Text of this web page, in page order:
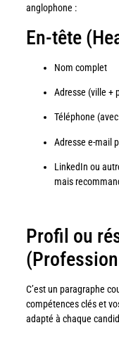
anglophone :
En-tête
Nom complet
Adresse (ville +
Téléphone
Adresse e-mail
LinkedIn ou
mais
Profil ou
C’est un paragraphe
compétences clés et
adapté à chaque